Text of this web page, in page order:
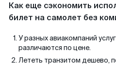
Как еще сэкономить
билет на самолет без
У разных авиакомпаний
различаются по цене.
Лететь транзитом дешево,